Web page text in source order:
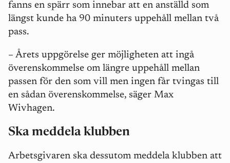
fanns en spärr som innebar att en anställd som
längst kunde ha 90 minuters uppehåll mellan två
pass.
– Årets uppgörelse ger möjligheten att ingå
överenskommelse om längre uppehåll mellan
passen för den som vill men ingen får tvingas till
en sådan överenskommelse, säger Max
Wivhagen.
Ska meddela klubben
Arbetsgivaren ska dessutom meddela klubben att